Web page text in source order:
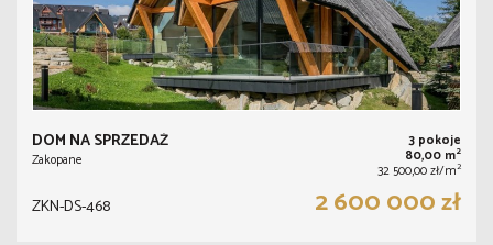
DOM NA SPRZEDAŻ
Zakopane
3 pokoje
80,00 m2
32 500,00 zł/m2
ZKN-DS-468 2 600 000 zł